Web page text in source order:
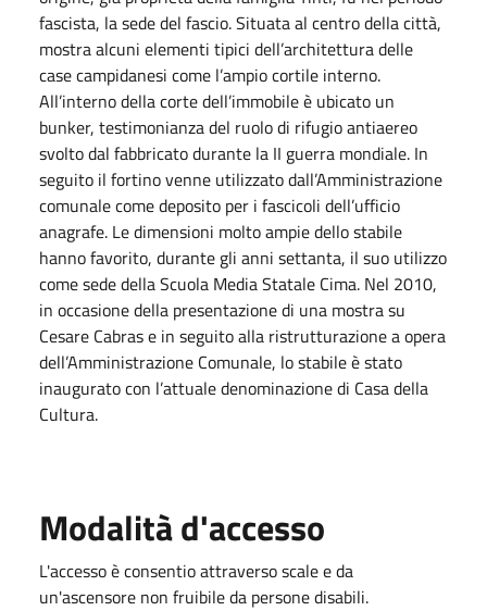
fascista, la sede del fascio. Situata al centro della città,
mostra alcuni elementi tipici dell’architettura delle
case campidanesi come l’ampio cortile interno.
All’interno della corte dell’immobile è ubicato un
bunker, testimonianza del ruolo di rifugio antiaereo
svolto dal fabbricato durante la II guerra mondiale. In
seguito il fortino venne utilizzato dall’Amministrazione
comunale come deposito per i fascicoli dell’ufficio
anagrafe. Le dimensioni molto ampie dello stabile
hanno favorito, durante gli anni settanta, il suo utilizzo
come sede della Scuola Media Statale Cima. Nel 2010,
in occasione della presentazione di una mostra su
Cesare Cabras e in seguito alla ristrutturazione a opera
dell’Amministrazione Comunale, lo stabile è stato
inaugurato con l’attuale denominazione di Casa della
Cultura.
Modalità d'accesso
L'accesso è consentio attraverso scale e da
un'ascensore non fruibile da persone disabili.